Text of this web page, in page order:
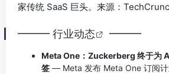
家传统 SaaS 巨头。 来源：
━━━ 行业动态 ━━━
Meta One：Zuckerberg 终于为
签 — Meta 发布 Meta One 订阅